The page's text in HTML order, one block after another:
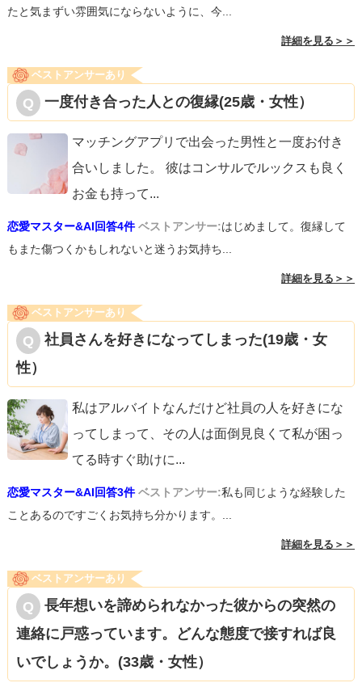
たと気まずい雰囲気にならないように、今...
詳細を見る＞＞
ベストアンサーあり
一度付き合った人との復縁(25歳・女性）
マッチングアプリで出会った男性と一度お付き
合いしました。 彼はコンサルでルックスも良く
お金も持って...
恋愛マスター&AI回答4件 ベストアンサー:はじめまして。復縁して
もまた傷つくかもしれないと迷うお気持ち...
詳細を見る＞＞
ベストアンサーあり
社員さんを好きになってしまった(19歳・女
性）
私はアルバイトなんだけど社員の人を好きにな
ってしまって、その人は面倒見良くて私が困っ
てる時すぐ助けに...
恋愛マスター&AI回答3件 ベストアンサー:私も同じような経験した
ことあるのですごくお気持ち分かります。...
詳細を見る＞＞
ベストアンサーあり
長年想いを諦められなかった彼からの突然の
連絡に戸惑っています。どんな態度で接すれば良
いでしょうか。(33歳・女性）